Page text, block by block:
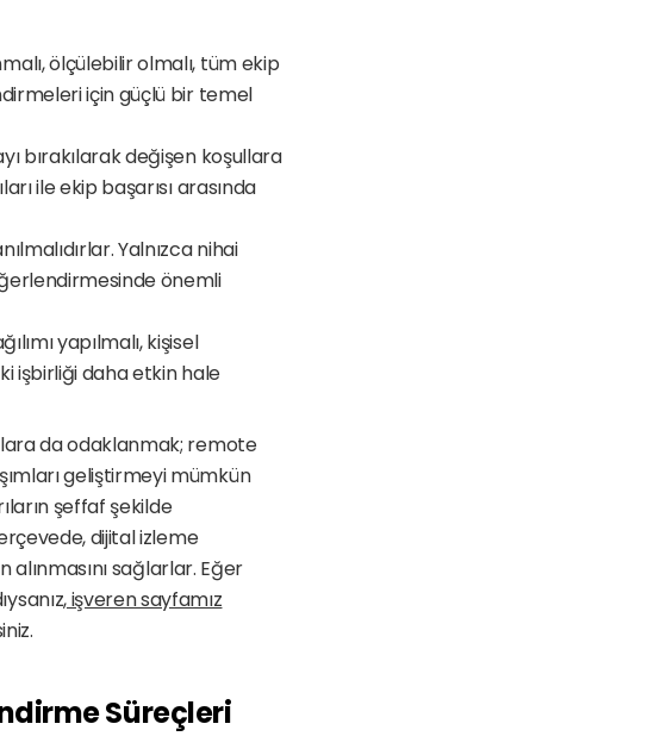
ölçülebilir olmalı, tüm ekip
için güçlü bir temel
bırakılarak değişen koşullara
ile ekip başarısı arasında
Yalnızca nihai
önemli
yapılmalı, kişisel
işbirliği daha etkin hale
da odaklanmak; remote
geliştirmeyi mümkün
şeffaf şekilde
dijital izleme
alınmasını sağlarlar. Eğer
işveren sayfamız
Süreçleri